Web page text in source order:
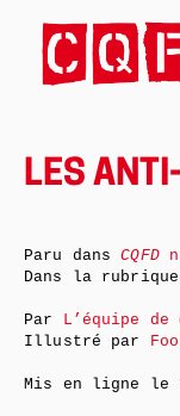
LES
Paru dansCQFD
Dans la rubrique
Par L’équipe de
Illustré par
Mis en ligne le